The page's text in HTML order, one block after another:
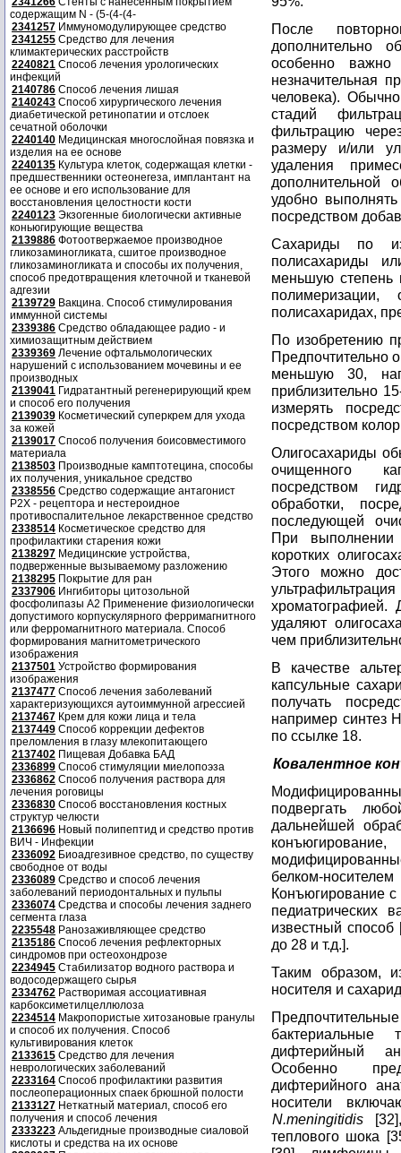
содержащим N - (5-(4-(4-
2341257 Иммуномодулирующее средство
2341255 Средство для лечения
климактерических расстройств
2240821 Способ лечения урологических
инфекций
2140786 Способ лечения лишая
2140243 Способ хирургического лечения
диабетической ретинопатии и отслоек
сечатной оболочки
2240140 Медицинская многослойная повязка и
изделия на ее основе
2240135 Культура клеток, содержащая клетки -
предшественники остеонегеза, имплантант на
ее основе и его использование для
восстановления целостности кости
2240123 Экзогенные биологически активные
коньюгирующие вещества
2139886 Фотоотвержаемое производное
гликозаминогликата, сшитое производное
гликозаминогликата и способы их получения,
способ предотвращения клеточной и тканевой
адгезии
2139729 Вакцина. Способ стимулирования
иммунной системы
2339386 Средство обладающее радио - и
химиозащитным действием
2339369 Лечение офтальмологических
нарушений с использованием мочевины и ее
производных
2139041 Гидратантный регенерирующий крем
и способ его получения
2139039 Косметический суперкрем для ухода
за кожей
2139017 Способ получения боисовместимого
материала
2138503 Производные камптотецина, способы
их получения, уникальное средство
2338556 Средство содержащие антагонист
Р2Х - рецептора и нестероидное
противоспалительное лекарственное средство
2338514 Косметическое средство для
профилактики старения кожи
2138297 Медицинские устройства,
подверженные вызываемому разложению
2138295 Покрытие для ран
2337906 Ингибиторы цитозольной
фосфолипазы А2 Применение физиологически
допустимого корпускулярного ферримагнитного
или ферромагнитного материала. Способ
формирования магнитометрического
изображения
2137501 Устройство формирования
изображения
2137477 Способ лечения заболеваний
характеризующихся аутоиммунной агрессией
2137467 Крем для кожи лица и тела
2137449 Способ коррекции дефектов
преломления в глазу млекопитающего
2137402 Пищевая Добавка БАД
2336899 Способ стимуляции миелопоэза
2336862 Способ получения раствора для
лечения роговицы
2336830 Способ восстановления костных
структур челюсти
2136696 Новый полипептид и средство против
ВИЧ - Инфекции
2336092 Биоадгезивное средство, по существу
свободное от воды
2336089 Средство и способ лечения
заболеваний периодонтальных и пульпы
2336074 Средства и способы лечения заднего
сегмента глаза
2235548 Ранозаживляющее средство
2135186 Способ лечения рефлекторных
синдромов при остеохондрозе
2234945 Стабилизатор водного раствора и
водосодержащего сырья
2334762 Растворимая ассоциативная
карбоксиметилцеллюлоза
2234514 Макропористые хитозановые гранулы
и способ их получения. Способ
культивирования клеток
2133615 Средство для лечения
неврологических заболеваний
2233164 Способ профилактики развития
послеоперационных спаек брюшной полости
2133127 Неткатный материал, способ его
получения и способ лечения
2333223 Альдегидные производные сиаловой
кислоты и средства на их основе
После
дополнительно
особенно важно
незначительная
человека).
стадий
фильтрацию
размеру и/или
удаления
дополнительной
удобно
посредством
Сахариды по
полисахариды
меньшую степень
полимеризации,
полисахаридах,
По изобретению
Предпочтительно
меньшую 30,
приблизительно
измерять
посредством
Олигосахариды
очищенного
посредством
обработки,
последующей
При выполнении
коротких
Этого можно
хроматографией.
удаляют
чем
В качестве
капсульные
получать
например синтез
по ссылке 18.
Ковалентное
подвергать
дальнейшей
белком-
Конъюгирование
педиатрических
известный
до 28 и т.д.].
Таким образом,
носителя и
дифтерийный
Особенно
дифтерийного
носители
N.meningitidis
теплового шока